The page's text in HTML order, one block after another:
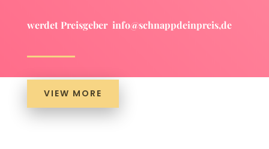
werdet Preisgeber info@schnappdeinpreis,de
VIEW MORE